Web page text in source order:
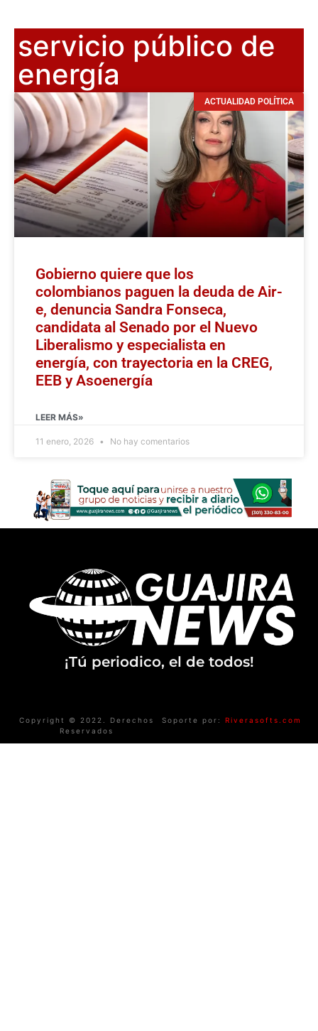
servicio público de
energía
ACTUALIDAD POLÍTICA
Gobierno quiere que los
colombianos paguen la deuda de Air-
e, denuncia Sandra Fonseca,
candidata al Senado por el Nuevo
Liberalismo y especialista en
energía, con trayectoria en la CREG,
EEB y Asoenergía
LEER MÁS»
11 enero, 2026 No hay comentarios
¡Tú periodico, el de todos!
Copyright © 2022. Derechos
Reservados
Soporte por: Riverasofts.com